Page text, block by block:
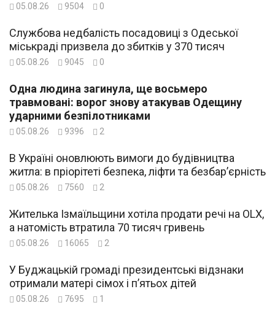
05.08.26 9504 0
Службова недбалість посадовиці з Одеської
міськраді призвела до збитків у 370 тисяч
05.08.26 9045 0
Одна людина загинула, ще восьмеро
травмовані: ворог знову атакував Одещину
ударними безпілотниками
05.08.26 9396 2
В Україні оновлюють вимоги до будівництва
житла: в пріорітеті безпека, ліфти та безбар’єрність
05.08.26 7560 2
Жителька Ізмаїльщини хотіла продати речі на OLX,
а натомість втратила 70 тисяч гривень
05.08.26 16065 2
У Буджацькій громаді президентські відзнаки
отримали матері сімох і п’ятьох дітей
05.08.26 7695 1